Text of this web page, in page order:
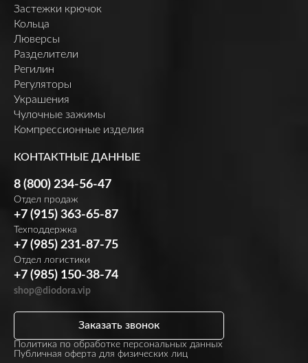
Застежки крючок
Кольца
Люверсы
Разделители
Регилин
Регуляторы
Украшения
Чулочные зажимы
Компрессионные изделия
КОНТАКТНЫЕ ДАННЫЕ
8 (800) 234-56-47
Отдел продаж
+7 (915) 363-65-87
Техподдержка
+7 (985) 231-87-75
Отдел логистики
+7 (985) 150-38-74
shop@diodora.vip
Политика по обработке персональных данных
Публичная оферта для физических лиц
Заказать звонок